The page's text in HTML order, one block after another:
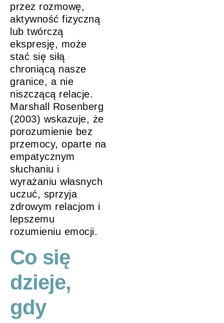
przez rozmowę,
aktywność fizyczną
lub twórczą
ekspresję, może
stać się siłą
chroniącą nasze
granice, a nie
niszczącą relacje.
Marshall Rosenberg
(2003) wskazuje, że
porozumienie bez
przemocy, oparte na
empatycznym
słuchaniu i
wyrażaniu własnych
uczuć, sprzyja
zdrowym relacjom i
lepszemu
rozumieniu emocji.
Co się
dzieje,
gdy